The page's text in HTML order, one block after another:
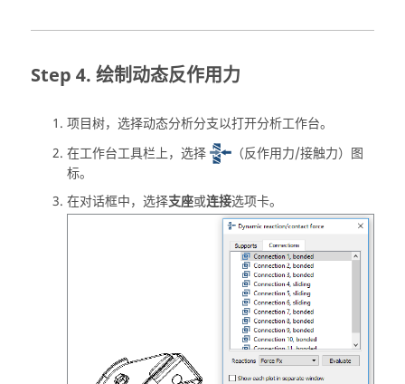
绘制动态反作用力
项目树，选择动态分析分支以打开分析工作台。
在工作台工具栏上，选择
（反作用力/接触力）图
标。
在对话框中，选择支座或连接选项卡。